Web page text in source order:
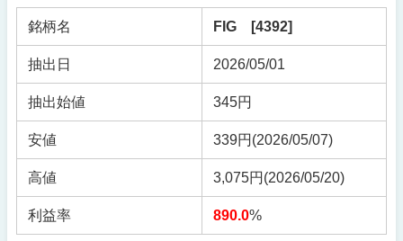
銘柄名 FIG [4392]
抽出日 2026/05/01
抽出始値 345円
安値 339円(2026/05/07)
高値 3,075円(2026/05/20)
利益率 890.0%